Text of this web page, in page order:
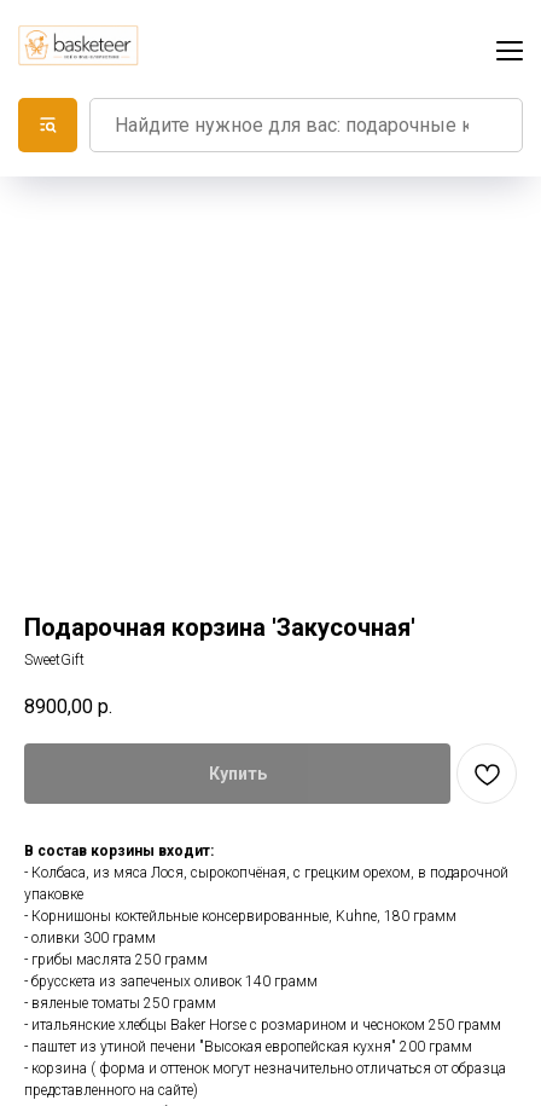
Подарочная корзина 'Закусочная'
SweetGift
8900,00 р.
Купить
В состав корзины входит:
- Колбаса, из мяса Лося, сырокопчёная, с грецким орехом, в подарочной
упаковке
- Корнишоны коктейльные консервированные, Kuhne, 180 грамм
- оливки 300 грамм
- грибы маслята 250 грамм
- брусскета из запеченых оливок 140 грамм
- вяленые томаты 250 грамм
- итальянские хлебцы Baker Horse с розмарином и чесноком 250 грамм
- паштет из утиной печени "Высокая европейская кухня" 200 грамм
- корзина ( форма и оттенок могут незначительно отличаться от образца
представленного на сайте)